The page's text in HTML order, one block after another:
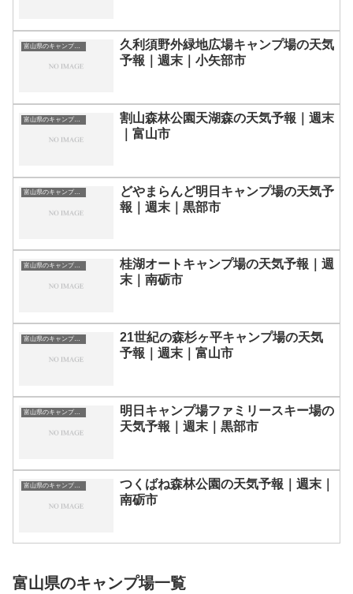
富山県のキャンプ場一覧
久利須野外緑地広場キャンプ場の天気
予報｜週末｜小矢部市
富山県のキャンプ場一覧
割山森林公園天湖森の天気予報｜週末
｜富山市
富山県のキャンプ場一覧
どやまらんど明日キャンプ場の天気予
報｜週末｜黒部市
富山県のキャンプ場一覧
桂湖オートキャンプ場の天気予報｜週
末｜南砺市
富山県のキャンプ場一覧
21世紀の森杉ヶ平キャンプ場の天気
予報｜週末｜富山市
富山県のキャンプ場一覧
明日キャンプ場ファミリースキー場の
天気予報｜週末｜黒部市
富山県のキャンプ場一覧
つくばね森林公園の天気予報｜週末｜
南砺市
富山県のキャンプ場一覧